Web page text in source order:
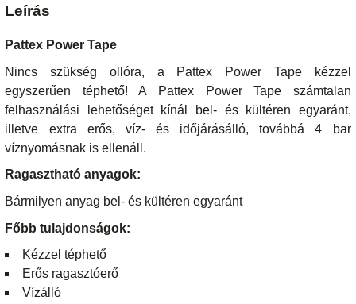
Leírás
Pattex Power Tape
Nincs szükség ollóra, a Pattex Power Tape kézzel
egyszerűen téphető! A Pattex Power Tape számtalan
felhasználási lehetőséget kínál bel- és kültéren egyaránt,
illetve extra erős, víz- és időjárásálló, továbbá 4 bar
víznyomásnak is ellenáll.
Ragasztható anyagok:
Bármilyen anyag bel- és kültéren egyaránt
Főbb tulajdonságok:
Kézzel téphető
Erős ragasztóerő
Vízálló